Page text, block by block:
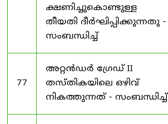
ക്ഷണിച്ചുകൊണ്ടുള്ള
തീയതി ദീർഘിപ്പിക്കുന്നതു -
സംബന്ധിച്ച്
77
അറ്റൻഡർ ഗ്രേഡ് II
തസ്തികയിലെ ഒഴിവ്
നികത്തുന്നത് - സംബന്ധിച്ച്